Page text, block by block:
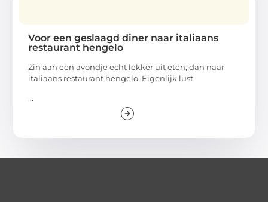
Voor een geslaagd diner naar italiaans
restaurant hengelo
Zin aan een avondje echt lekker uit eten, dan naar
italiaans restaurant hengelo. Eigenlijk lust
...